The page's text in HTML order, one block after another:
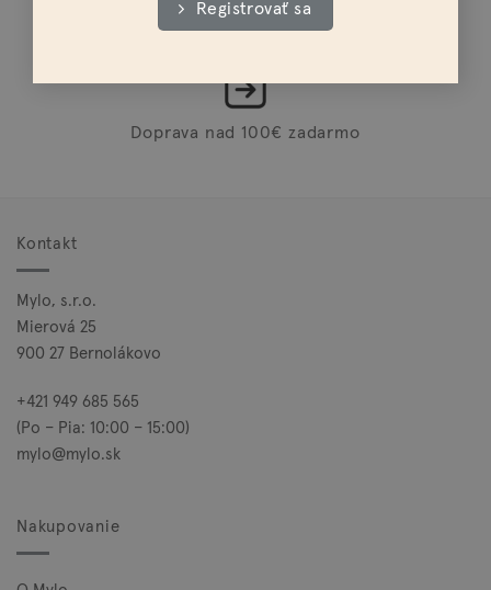
Registrovať sa
Doprava nad 100€ zadarmo
Kontakt
Mylo, s.r.o.
Mierová 25
900 27 Bernolákovo
+421 949 685 565
(Po – Pia: 10:00 – 15:00)
mylo@mylo.sk
Nakupovanie